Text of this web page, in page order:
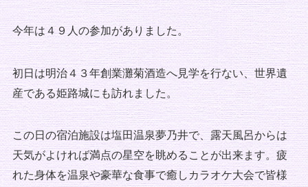
今年は４９人の参加がありました。
初日は明治４３年創業灘菊酒造へ見学を行ない、世界遺
産である姫路城にも訪れました。
この日の宿泊施設は塩田温泉夢乃井で、露天風呂からは
天気がよければ満点の星空を眺めることが出来ます。疲
れた身体を温泉や豪華な食事で癒しカラオケ大会で皆様